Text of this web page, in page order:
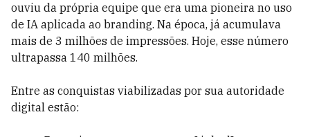
ouviu da própria equipe que era uma pioneira no uso
de IA aplicada ao branding. Na época, já acumulava
mais de 3 milhões de impressões. Hoje, esse número
ultrapassa 140 milhões.
Entre as conquistas viabilizadas por sua autoridade
digital estão: